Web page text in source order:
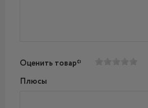
Оценить товар*
Плюсы